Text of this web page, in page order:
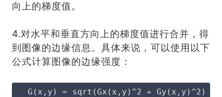
向上的梯度值。
4.对水平和垂直方向上的梯度值进行合并，得
到图像的边缘信息。具体来说，可以使用以下
公式计算图像的边缘强度：
  G(x,y) = sqrt(Gx(x,y)^2 + Gy(x,y)^2)